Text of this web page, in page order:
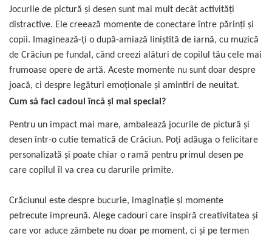
Jocurile de pictură și desen sunt mai mult decât activități
distractive. Ele creează momente de conectare între părinți și
copii. Imaginează-ți o după-amiază liniștită de iarnă, cu muzică
de Crăciun pe fundal, când creezi alături de copilul tău cele mai
frumoase opere de artă. Aceste momente nu sunt doar despre
joacă, ci despre legături emoționale și amintiri de neuitat.
Cum să faci cadoul încă și mai special?
Pentru un impact mai mare, ambalează jocurile de pictură și
desen într-o cutie tematică de Crăciun. Poți adăuga o felicitare
personalizată și poate chiar o ramă pentru primul desen pe
care copilul îl va crea cu darurile primite.
Crăciunul este despre bucurie, imaginație și momente
petrecute împreună. Alege cadouri care inspiră creativitatea și
care vor aduce zâmbete nu doar pe moment, ci și pe termen